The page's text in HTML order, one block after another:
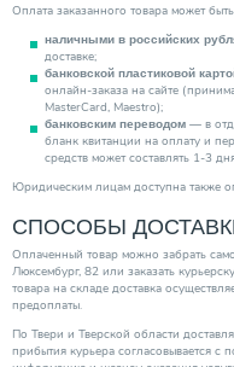
Тип ротора
Тип выключателя
Защита сухого хода
Производитель
Тип вход. напряжения
Повышение давления
Тип эжектора
Категория
Оплата заказанного товара может
наличными в российских
доставке;
банковской пластиковой
онлайн-заказа на сайте
MasterCard, Maestro);
банковским переводом — в
бланк квитанции на оплату и
средств может составлять 1-3
Юридическим лицам доступна также
СПОСОБЫ
Оплаченный товар можно забрать
Люксембург, 82 или заказать
товара на складе доставка
предоплаты.
По Твери и Тверской области
прибытия курьера согласовывается с